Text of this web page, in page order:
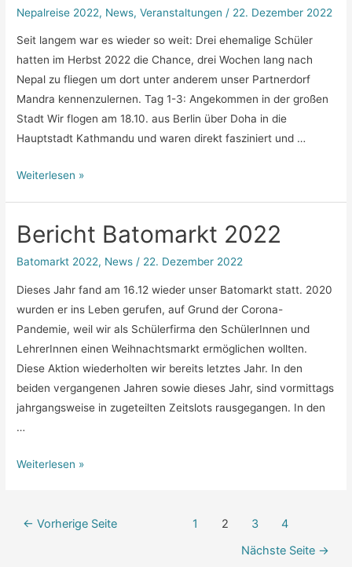
Nepalreise 2022, News,Veranstaltungen / 22. Dezember 2022
Seit langem war es wieder so weit: Drei ehemalige Schüler
hatten im Herbst 2022 die Chance, drei Wochen lang nach
Nepal zu fliegen um dort unter anderem unser Partnerdorf
Mandra kennenzulernen. Tag 1-3: Angekommen in der großen
Stadt Wir flogen am 18.10. aus Berlin über Doha in die
Hauptstadt Kathmandu und waren direkt fasziniert und …
Bericht
2022
Weiterlesen »
Bericht Batomarkt 2022
Batomarkt 2022, News / 22. Dezember 2022
Dieses Jahr fand am 16.12 wieder unser Batomarkt statt. 2020
wurden er ins Leben gerufen, auf Grund der Corona-
Pandemie, weil wir als Schülerfirma den SchülerInnen und
LehrerInnen einen Weihnachtsmarkt ermöglichen wollten.
Diese Aktion wiederholten wir bereits letztes Jahr. In den
beiden vergangenen Jahren sowie dieses Jahr, sind vormittags
jahrgangsweise in zugeteilten Zeitslots rausgegangen. In den
…
Bericht
Weiterlesen »
Beitragsnavigation
← Vorherige Seite 1 2 3
4
Nächste Seite →